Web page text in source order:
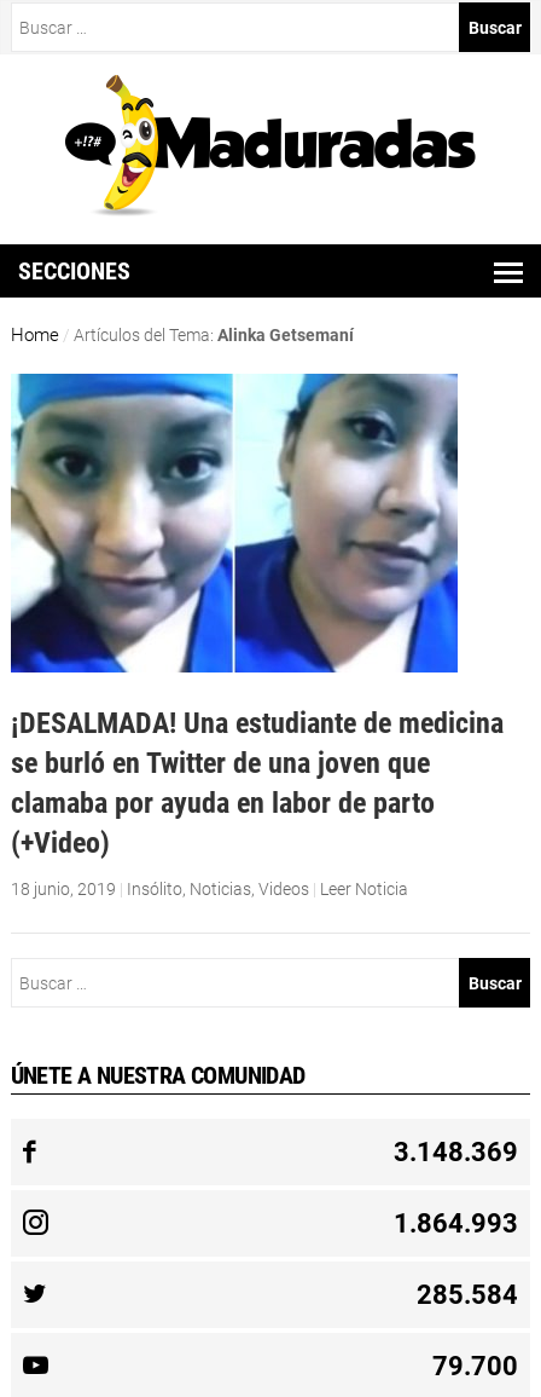
SECCIONES
Home / Artículos del Tema: Alinka Getsemaní
¡DESALMADA! Una estudiante de medicina
se burló en Twitter de una joven que
clamaba por ayuda en labor de parto
(+Video)
18 junio, 2019 | Insólito, Noticias, Videos | Leer Noticia
ÚNETE A NUESTRA COMUNIDAD
3.148.369
1.864.993
285.584
79.700